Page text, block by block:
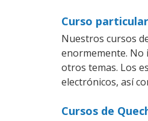
Curso
Nuestros cursos
enormemente. No
otros temas. Los
electrónicos, así
Cursos de